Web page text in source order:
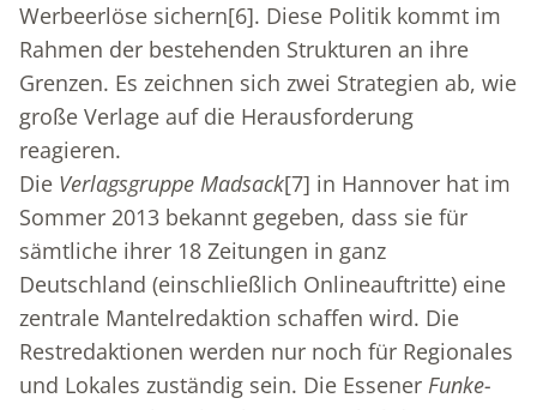
Werbeerlöse sichern[6]. Diese Politik kommt im
Rahmen der bestehenden Strukturen an ihre
Grenzen. Es zeichnen sich zwei Strategien ab, wie
große Verlage auf die Herausforderung
reagieren.
Die Verlagsgruppe Madsack[7] in Hannover hat im
Sommer 2013 bekannt gegeben, dass sie für
sämtliche ihrer 18 Zeitungen in ganz
Deutschland (einschließlich Onlineauftritte) eine
zentrale Mantelredaktion schaffen wird. Die
Restredaktionen werden nur noch für Regionales
und Lokales zuständig sein. Die Essener Funke-